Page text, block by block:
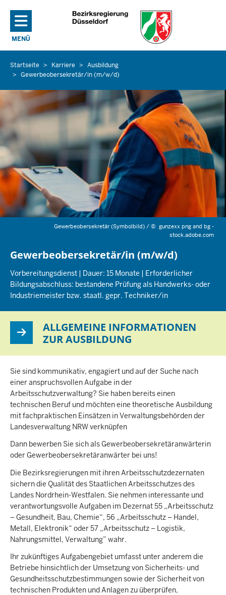
Direkt zum Inhalt
MENÜ
NAVIGATION AKTIVIEREN/DEAKTIVIEREN: HAUPTMENÜ
Sie
befinden
sich
Startseite Karriere
Ausbildung
Gewerbeobersekretär/in (m/w/d)
Gewerbeobersekretär (Symbolbild) /© gunzexx png and bg -
stock.adobe.com
Gewerbeobersekretär/in (m/w/d)
Vorbereitungsdienst | Dauer: 15 Monate | Erforderlicher
Bildungsabschluss: bestandene Prüfung als Handwerks- oder
Industriemeister bzw. staatl. gepr. Techniker/in
ALLGEMEINE INFORMATIONEN
ZUR AUSBILDUNG
Sie sind kommunikativ, engagiert und auf der Suche nach
einer anspruchsvollen Aufgabe in der
Arbeitsschutzverwaltung? Sie haben bereits einen
technischen Beruf und möchten eine theoretische Ausbildung
mit fachpraktischen Einsätzen in Verwaltungsbehörden der
Landesverwaltung NRW verknüpfen
Dann bewerben Sie sich als Gewerbeobersekretäranwärterin
oder Gewerbeobersekretäranwärter bei uns!
Die Bezirksregierungen mit ihren Arbeitsschutzdezernaten
sichern die Qualität des Staatlichen Arbeitsschutzes des
Landes Nordrhein-Westfalen. Sie nehmen interessante und
verantwortungsvolle Aufgaben im Dezernat 55 „Arbeitsschutz
– Gesundheit, Bau, Chemie“, 56 „Arbeitsschutz – Handel,
Metall, Elektronik“ oder 57 „Arbeitsschutz – Logistik,
Nahrungsmittel, Verwaltung” wahr.
Ihr zukünftiges Aufgabengebiet umfasst unter anderem die
Betriebe hinsichtlich der Umsetzung von Sicherheits- und
Gesundheitsschutzbestimmungen sowie der Sicherheit von
technischen Produkten und Anlagen zu überprüfen,